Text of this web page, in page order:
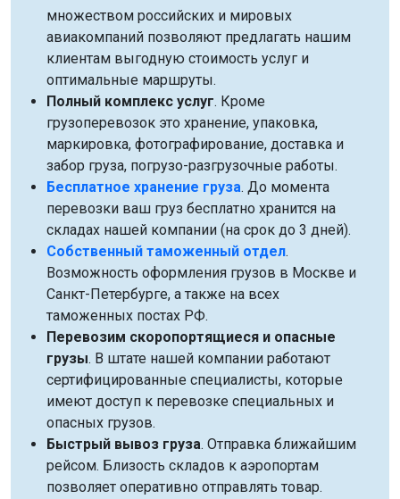
множеством российских и мировых
авиакомпаний позволяют предлагать нашим
клиентам выгодную стоимость услуг и
оптимальные маршруты.
Полный комплекс услуг. Кроме
грузоперевозок это хранение, упаковка,
маркировка, фотографирование, доставка и
забор груза, погрузо-разгрузочные работы.
Бесплатное хранение груза. До момента
перевозки ваш груз бесплатно хранится на
складах нашей компании (на срок до 3 дней).
Собственный таможенный отдел.
Возможность оформления грузов в Москве и
Санкт-Петербурге, а также на всех
таможенных постах РФ.
Перевозим скоропортящиеся и опасные
грузы. В штате нашей компании работают
сертифицированные специалисты, которые
имеют доступ к перевозке специальных и
опасных грузов.
Быстрый вывоз груза. Отправка ближайшим
рейсом. Близость складов к аэропортам
позволяет оперативно отправлять товар.